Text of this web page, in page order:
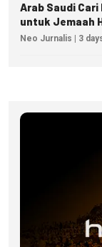
Arab Saudi Cari
untuk Jemaah
Neo Jurnalis | 3